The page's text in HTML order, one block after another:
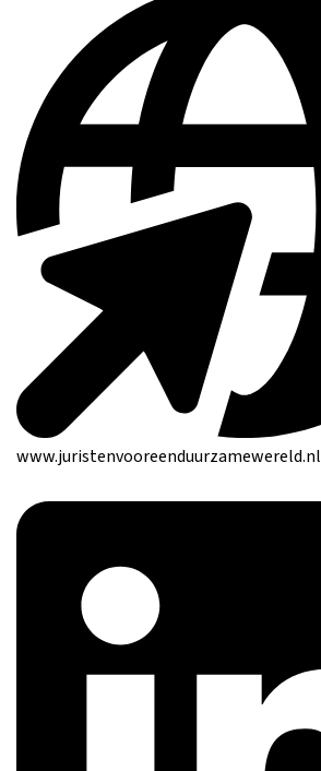
www.juristenvooreenduurzamewereld.nl